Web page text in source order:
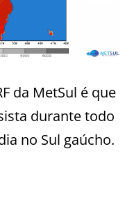
da MetSul é que
durante todo
no Sul gaúcho.